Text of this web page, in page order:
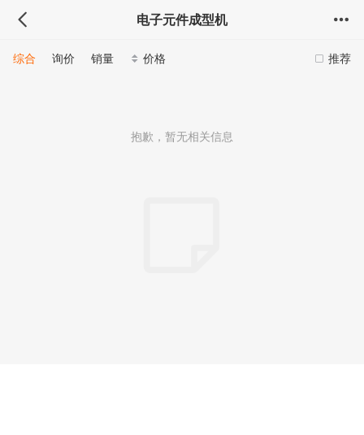
电子元件成型机
推荐
综合 询价 销量 价格
抱歉，暂无相关信息